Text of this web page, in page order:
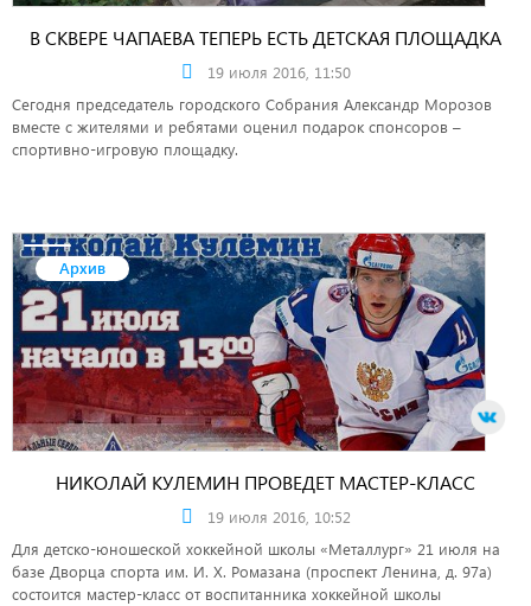
В СКВЕРЕ ЧАПАЕВА ТЕПЕРЬ ЕСТЬ ДЕТСКАЯ ПЛОЩАДКА
19 июля 2016, 11:50
Сегодня председатель городского Собрания Александр Морозов
вместе с жителями и ребятами оценил подарок спонсоров –
спортивно-игровую площадку.
Архив
НИКОЛАЙ КУЛЕМИН ПРОВЕДЕТ МАСТЕР-КЛАСС
19 июля 2016, 10:52
Для детско-юношеской хоккейной школы «Металлург» 21 июля на
базе Дворца спорта им. И. Х. Ромазана (проспект Ленина, д. 97а)
состоится мастер-класс от воспитанника хоккейной школы